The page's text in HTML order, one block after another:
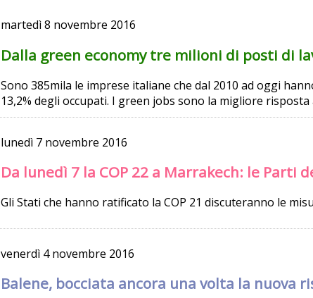
martedì8 novembre 2016
Dalla green economy tre milioni di posti di
Sono 385mila le imprese italiane che dal 2010 ad oggi
13,2% degli occupati. I green jobs sono la migliore
lunedì 7 novembre 2016
Da lunedì 7 la COP 22 a Marrakech: le Parti
Gli Stati che hanno ratificato la COP 21 discuteranno le
venerdì 4 novembre 2016
Balene, bocciata ancora una volta la